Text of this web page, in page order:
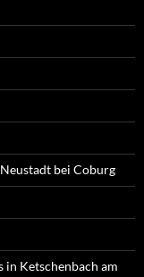
bei Coburg
Ketschenbach am